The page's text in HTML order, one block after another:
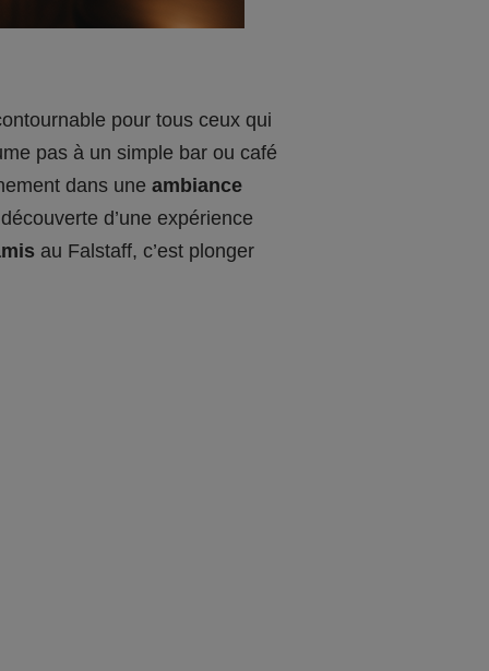
pour tous ceux qui
pas à un simple bar ou café
dans une ambiance
d’une expérience
au Falstaff, c’est plonger